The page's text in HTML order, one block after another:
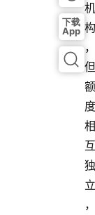
机
构
，
但
额
度
相
互
独
立
，
下载
App